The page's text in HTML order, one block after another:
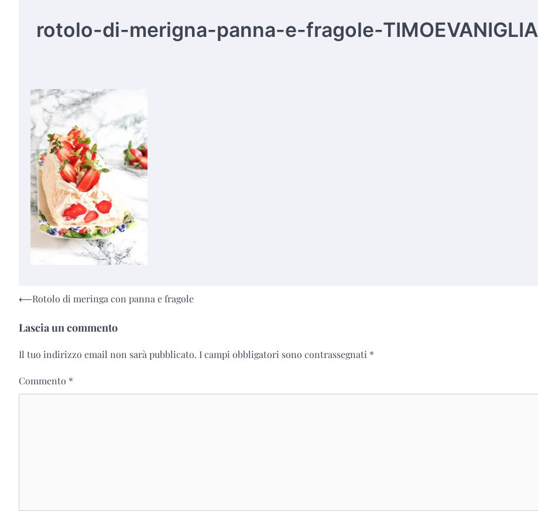
rotolo-di-merigna-panna-e-fragole-TIMOEVANIGLIA
Navigazione
⟵Rotolo di meringa con panna e fragole
Lascia un commento
Il tuo indirizzo email non sarà pubblicato. I campi obbligatori sono contrassegnati *
Commento *